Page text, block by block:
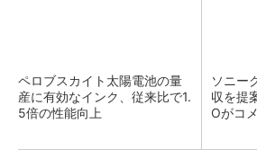
ペロブスカイト太陽電池の量
産に有効なインク、従来比で1.
5倍の性能向上
ソニー
収を提
Oがコ